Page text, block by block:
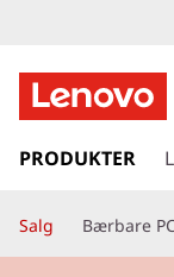
h
n
k
å
l
h
PRODUKTER
Salg Bærbare